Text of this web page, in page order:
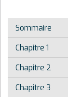
Sommaire
Chapitre 1
Chapitre 2
Chapitre 3